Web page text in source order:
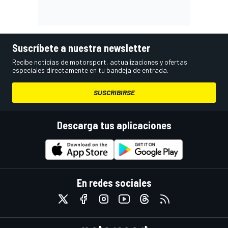
Suscríbete a nuestra newsletter
Recibe noticias de motorsport, actualizaciones y ofertas
especiales directamente en tu bandeja de entrada.
SUSCRIBIRSE
Descarga tus aplicaciones
En redes sociales